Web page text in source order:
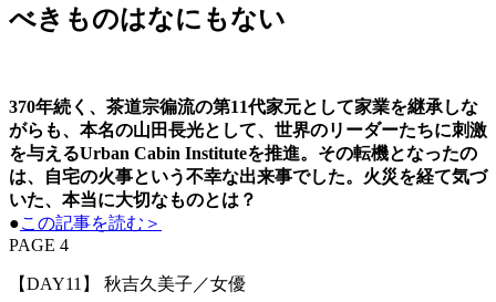
べきものはなにもない
370年続く、茶道宗徧流の第11代家元として家業を継承しな
がらも、本名の山田長光として、世界のリーダーたちに刺激
を与えるUrban Cabin Instituteを推進。その転機となったの
は、自宅の火事という不幸な出来事でした。火災を経て気づ
いた、本当に大切なものとは？
●この記事を読む＞
PAGE 4
【DAY11】 秋吉久美子／女優